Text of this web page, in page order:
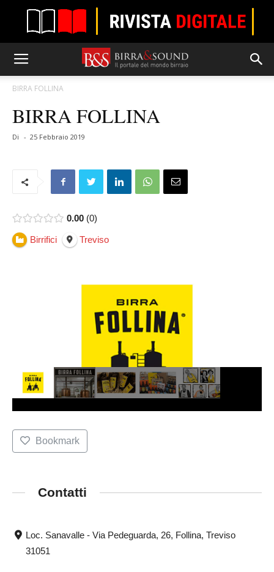
BIRRA FOLLINA
BIRRA FOLLINA
Di - 25 Febbraio 2019
0.00 0
Birrifici Treviso
Bookmark
Contatti
Loc. Sanavalle - Via Pedeguarda, 26, Follina, Treviso
31051